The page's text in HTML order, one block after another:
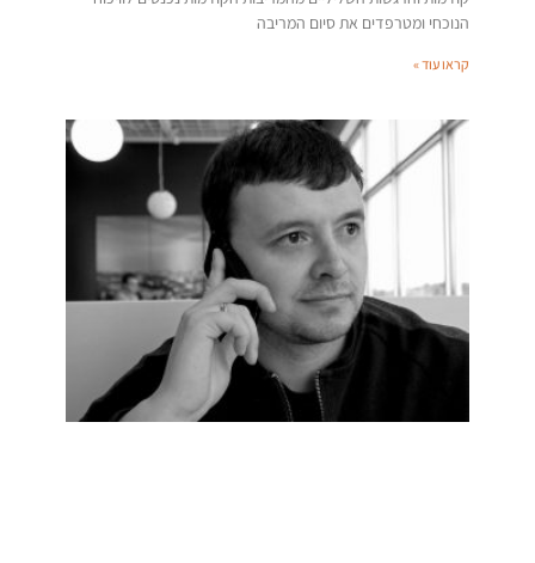
הנוכחי ומטרפדים את סיום המריבה
קראו עוד »